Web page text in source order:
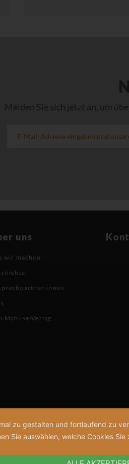
Melden Sie sich jetzt an, um
uns
wir machen
Mabuse-Verlag
zu gestalten und fortlaufend zu
Sie auswählen, welche Cookies